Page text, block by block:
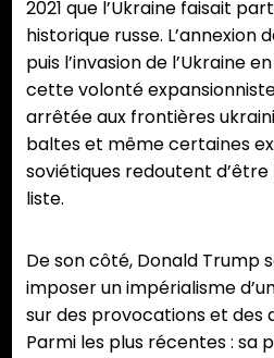
2021 que l’Ukraine faisait
historique russe. L’annexion
puis l’invasion de l’Ukraine
cette volonté
arrêtée aux frontières
baltes et même certaines
soviétiques redoutent
liste.
De son côté, Donald Trump
imposer un impérialisme
sur des provocations et des
Parmi les plus récentes : sa